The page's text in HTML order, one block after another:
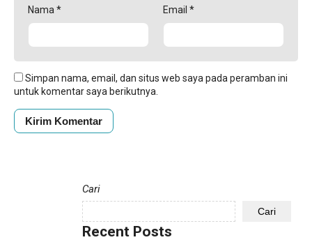
Nama * Email *
Simpan nama, email, dan situs web saya pada peramban ini
untuk komentar saya berikutnya.
Cari
Cari
Recent Posts